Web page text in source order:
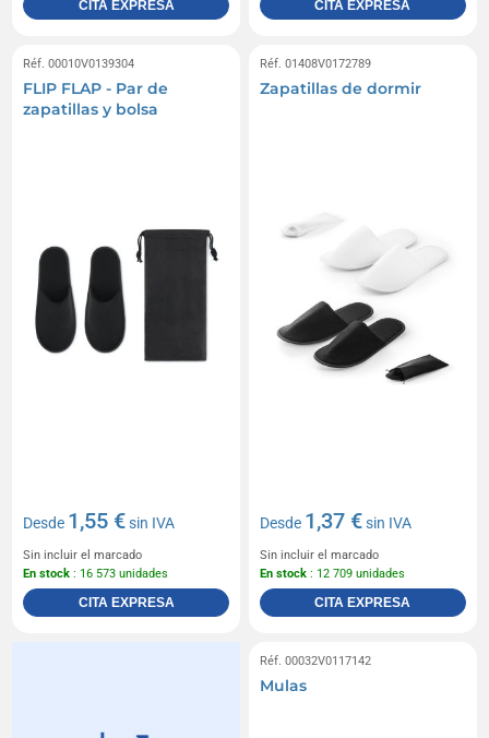
CITA EXPRESA CITA EXPRESA
Réf. 00010V0139304
FLIP FLAP - Par de
zapatillas y bolsa
Desde 1,55 €sin IVA
Sin incluir el marcado
En stock : 16 573 unidades
CITA EXPRESA
Réf. 01408V0172789
Zapatillas de dormir
Desde 1,37 €sin IVA
Sin incluir el marcado
En stock : 12 709 unidades
CITA EXPRESA
Réf. 00032V0117142
Mulas